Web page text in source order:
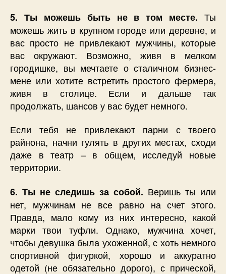
5. Ты можешь быть не в том месте. Ты
можешь жить в крупном городе или деревне, и
вас просто не привлекают мужчины, которые
вас окружают. Возможно, живя в мелком
городишке, вы мечтаете о сталичном бизнес-
мене или хотите встретить простого фермера,
живя в столице. Если и дальше так
продолжать, шансов у вас будет немного.
Если тебя не привлекают парни с твоего
райнона, начни гулять в других местах, сходи
даже в театр – в общем, исследуй новые
территории.
6. Ты не следишь за собой. Веришь ты или
нет, мужчинам не все равно на счет этого.
Правда, мало кому из них интересно, какой
марки твои туфли. Однако, мужчина хочет,
чтобы девушка была ухоженной, с хоть немного
спортивной фигуркой, хорошо и аккуратно
одетой (не обязательно дорого), с прической,